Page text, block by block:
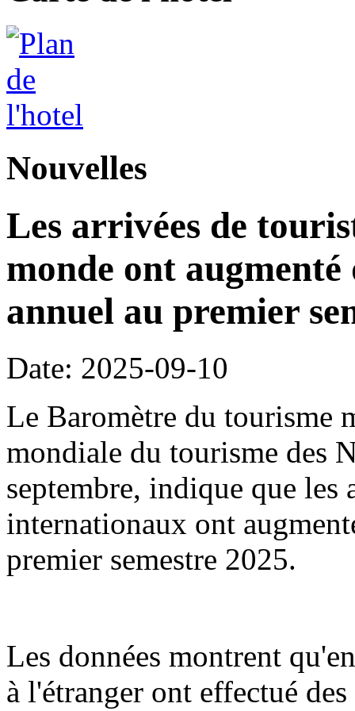
Nouvelles
Les arrivées de
monde ont
annuel au premier
Date: 2025-09-10
Le Baromètre du tourisme
mondiale du tourisme des
septembre, indique que les
internationaux ont
premier semestre 2025.
Les données montrent
à l'étranger ont effectué